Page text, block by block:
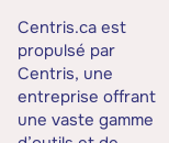
Centris.ca est
propulsé par
Centris, une
entreprise offrant
une vaste gamme